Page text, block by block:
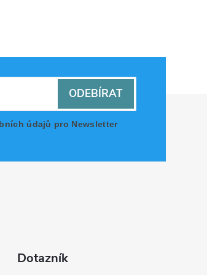
údajů pro Newsletter
ODEBÍRAT
Dotazník